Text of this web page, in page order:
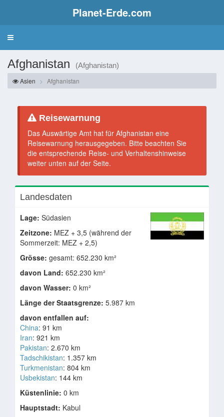
Planet-Erde.com
Afghanistan
(Afghanistan)
Asien
Afghanistan
Reisewarnung
Das Auswärtige Amt hat für Afghanistan eine
Reisewarnung herausgegeben. Bitte beachten Sie
die entsprechende Reise- und Verhaltenshinweise
weiter unten auf der Seite.
Landesdaten
Lage: Südasien
Zeitzone: MEZ + 3,5 (während der
Sommerzeit: MEZ + 2,5)
Grösse: gesamt: 652.230 km²
davon Land: 652.230 km²
davon Wasser: 0 km²
Länge der Staatsgrenze: 5.987 km
davon entfallen auf:
China: 91 km
Iran: 921 km
Pakistan: 2.670 km
Tadschikistan: 1.357 km
Turkmenistan: 804 km
Usbekistan: 144 km
Küstenlinie: 0 km
Hauptstadt: Kabul